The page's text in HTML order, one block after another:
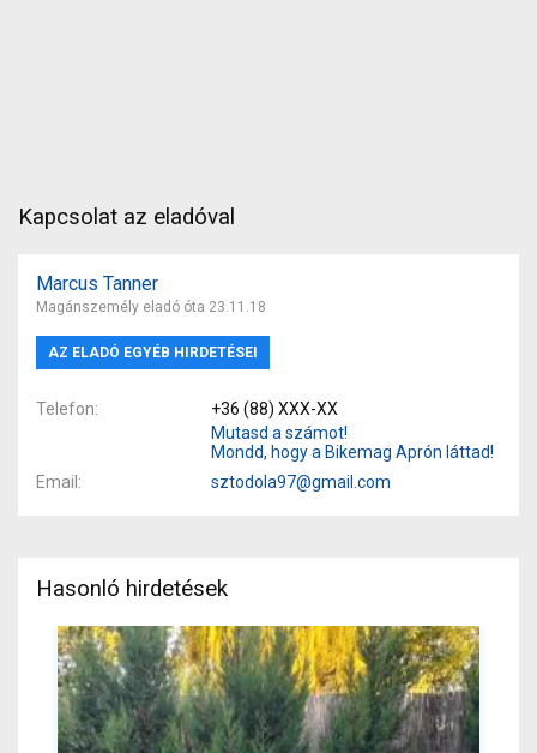
Kapcsolat az eladóval
Marcus Tanner
Magánszemély eladó óta 23.11.18
AZ ELADÓ EGYÉB HIRDETÉSEI
Telefon
+36 (88) XXX-XX
Mutasd a számot!
Mondd, hogy a Bikemag Aprón láttad!
Email
sztodola97@gmail.com
Hasonló hirdetések